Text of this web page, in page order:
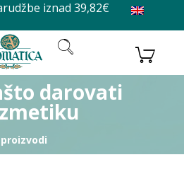
iznad 39,82€
darovati